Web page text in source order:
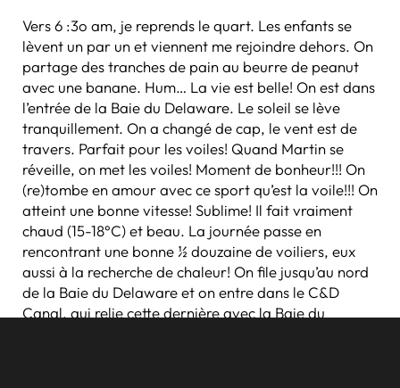
Vers 6 :3o am, je reprends le quart. Les enfants se
lèvent un par un et viennent me rejoindre dehors. On
partage des tranches de pain au beurre de peanut
avec une banane. Hum… La vie est belle! On est dans
l’entrée de la Baie du Delaware. Le soleil se lève
tranquillement. On a changé de cap, le vent est de
travers. Parfait pour les voiles! Quand Martin se
réveille, on met les voiles! Moment de bonheur!!! On
(re)tombe en amour avec ce sport qu’est la voile!!! On
atteint une bonne vitesse! Sublime! Il fait vraiment
chaud (15-18°C) et beau. La journée passe en
rencontrant une bonne ½ douzaine de voiliers, eux
aussi à la recherche de chaleur! On file jusqu’au nord
de la Baie du Delaware et on entre dans le C&D
Canal, qui relie cette dernière avec la Baie du